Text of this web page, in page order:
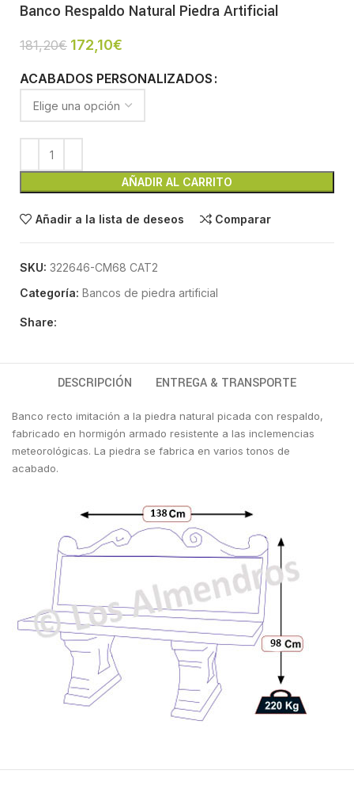
Banco Respaldo Natural Piedra Artificial
181,20€ 172,10€
ACABADOS PERSONALIZADOS
AÑADIR AL CARRITO
Añadir a la lista de deseos Comparar
SKU: 322646-CM68 CAT2
Categoría: Bancos de piedra artificial
Share:
DESCRIPCIÓN ENTREGA & TRANSPORTE
Banco recto imitación a la piedra natural picada con respaldo,
fabricado en hormigón armado resistente a las inclemencias
meteorológicas. La piedra se fabrica en varios tonos de
acabado.